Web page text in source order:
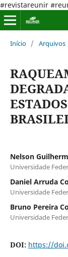
#revistareunir
Início / Arquivos
Nelson
Universidade
Daniel Arruda
Universidade
Bruno Pereira
Universidade
DOI: https://